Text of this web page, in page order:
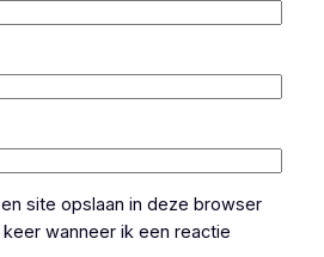
site opslaan in deze browser
wanneer ik een reactie